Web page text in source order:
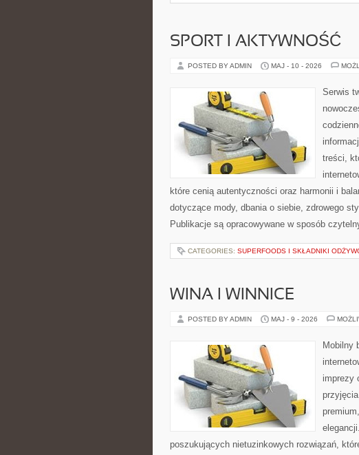
SPORT I AKTYWNOŚĆ
POSTED BY ADMIN MAJ - 10 - 2026
Serwis
treści,
które cenią autentyczności oraz harmonii i
dotyczące mody, dbania o siebie, zdrowego
Publikacje są opracowywane w sposób
CATEGORIES: SUPERFOODS I SKŁADNIKI
WINA I WINNICE
POSTED BY ADMIN MAJ - 9 - 2026
Mobilny
imprezy
poszukujących nietuzinkowych rozwiązań,